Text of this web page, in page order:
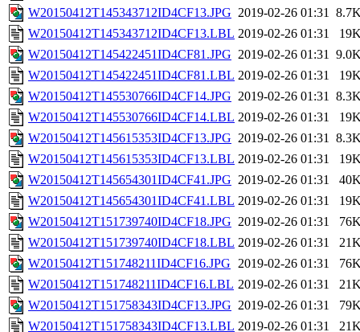
W20150412T145343712ID4CF13.JPG 2019-02-26 01:31
W20150412T145343712ID4CF13.LBL 2019-02-26 01:31
W20150412T145422451ID4CF81.JPG 2019-02-26 01:31
W20150412T145422451ID4CF81.LBL 2019-02-26 01:31
W20150412T145530766ID4CF14.JPG 2019-02-26 01:31
W20150412T145530766ID4CF14.LBL 2019-02-26 01:31
W20150412T145615353ID4CF13.JPG 2019-02-26 01:31
W20150412T145615353ID4CF13.LBL 2019-02-26 01:31
W20150412T145654301ID4CF41.JPG 2019-02-26 01:31
W20150412T145654301ID4CF41.LBL 2019-02-26 01:31
W20150412T151739740ID4CF18.JPG 2019-02-26 01:31
W20150412T151739740ID4CF18.LBL 2019-02-26 01:31
W20150412T151748211ID4CF16.JPG 2019-02-26 01:31
W20150412T151748211ID4CF16.LBL 2019-02-26 01:31
W20150412T151758343ID4CF13.JPG 2019-02-26 01:31
W20150412T151758343ID4CF13.LBL 2019-02-26 01:31